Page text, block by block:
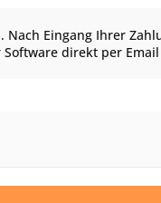
Eingang Ihrer
direkt per